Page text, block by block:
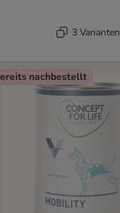
3 Varianten
nachbestellt